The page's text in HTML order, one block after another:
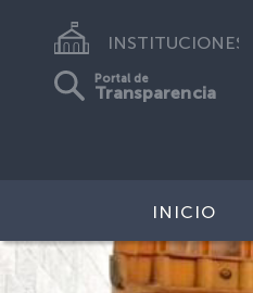
INSTITUCIONES
Portal de
Transparencia
INICIO